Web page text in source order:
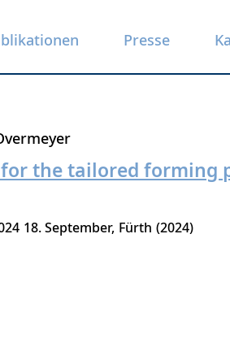
Presse
the tailored forming
18. September Fürth 2024